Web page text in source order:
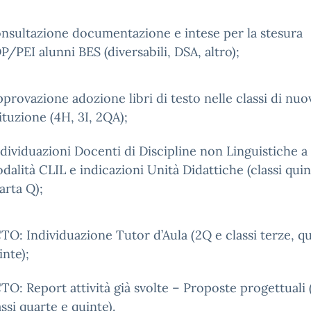
documentazione e intese per la stesura
PEI alunni BES (diversabili, DSA, altro);
adozione libri di testo nelle classi di
(4H, 3I, 2QA);
Docenti di Discipline non Linguistiche a
CLIL e indicazioni Unità Didattiche (classi
Q);
Individuazione Tutor d’Aula (2Q e classi terze,
Report attività già svolte – Proposte progettuali
quarte e quinte).